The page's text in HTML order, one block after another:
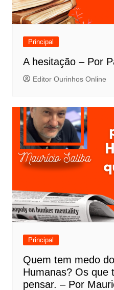
Principal
A hesitação – Por
Editor Ourinhos Online
Principal
Quem tem medo
Humanas? Os que
pensar. – Por